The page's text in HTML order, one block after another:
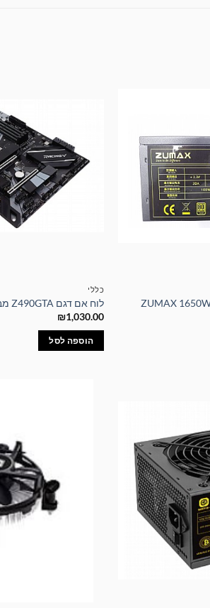
כללי
לוח אם דגם Z490GTA מבית BIOSTAR
₪1,030.00
הוספה לסל